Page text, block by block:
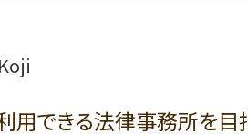
士
護士 相談
護士 サポート
弁護士 コンプライアン
用できる法律事務所を目